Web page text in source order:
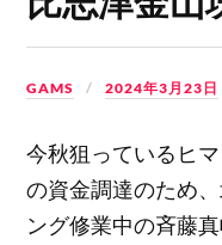
GAMS 2024年3月23日
今秋狙っているヒ
の資金調達のため
ング修業中の斉藤